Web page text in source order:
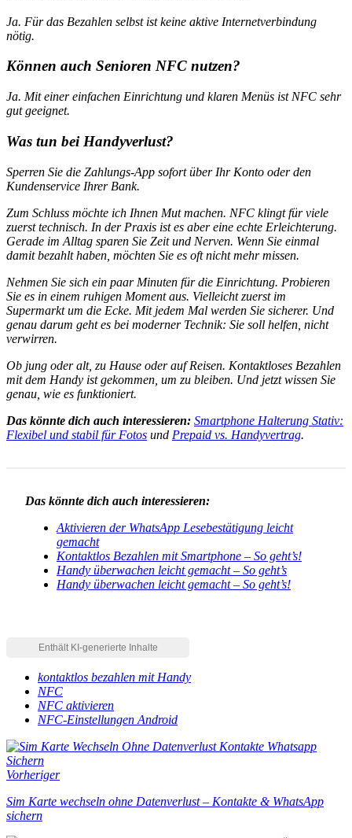
Ja. Für das Bezahlen selbst ist keine aktive Internetverbindung
nötig.
Können auch Senioren NFC nutzen?
Ja. Mit einer einfachen Einrichtung und klaren Menüs ist NFC sehr
gut geeignet.
Was tun bei Handyverlust?
Sperren Sie die Zahlungs‑App sofort über Ihr Konto oder den
Kundenservice Ihrer Bank.
Zum Schluss möchte ich Ihnen Mut machen. NFC klingt für viele
zuerst technisch. In der Praxis ist es aber eine echte Erleichterung.
Gerade im Alltag sparen Sie Zeit und Nerven. Wenn Sie einmal
damit bezahlt haben, möchten Sie es oft nicht mehr missen.
Nehmen Sie sich ein paar Minuten für die Einrichtung. Probieren
Sie es in einem ruhigen Moment aus. Vielleicht zuerst im
Supermarkt um die Ecke. Mit jedem Mal werden Sie sicherer. Und
genau darum geht es bei moderner Technik: Sie soll helfen, nicht
verwirren.
Ob jung oder alt, zu Hause oder auf Reisen. Kontaktloses Bezahlen
mit dem Handy ist gekommen, um zu bleiben. Und jetzt wissen Sie
genau, wie es funktioniert.
Das könnte dich auch interessieren: Smartphone Halterung Stativ:
Flexibel und stabil für Fotos und Prepaid vs. Handyvertrag.
Das könnte dich auch interessieren:
Aktivieren der WhatsApp Lesebestätigung leicht
gemacht
Kontaktlos Bezahlen mit Smartphone – So geht’s!
Handy überwachen leicht gemacht – So geht’s
Handy überwachen leicht gemacht – So geht’s!
kontaktlos bezahlen mit Handy
NFC
NFC aktivieren
NFC-Einstellungen Android
Vorheriger
Sim Karte wechseln ohne Datenverlust – Kontakte & WhatsApp
sichern